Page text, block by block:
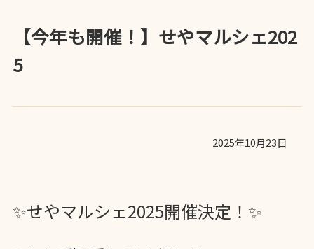
【今年も開催！】せやマルシェ202
5
2025年10月23日